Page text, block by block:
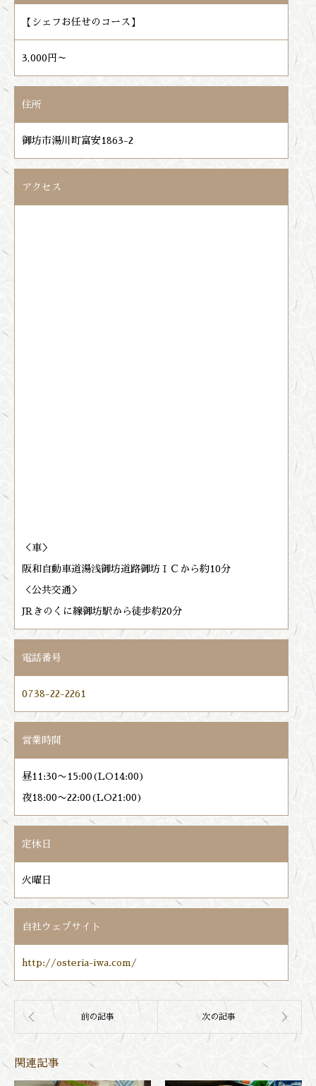
【シェフお任せのコース】
3,000円～
住所
御坊市湯川町富安1863-2
アクセス
＜車＞
阪和自動車道湯浅御坊道路御坊ＩＣから約10分
＜公共交通＞
JRきのくに線御坊駅から徒歩約20分
電話番号
0738-22-2261
営業時間
昼11:30〜15:00(LO14:00)
夜18:00〜22:00(LO21:00)
定休日
火曜日
自社ウェブサイト
http://osteria-iwa.com/
関連記事